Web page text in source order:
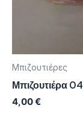
Μπιζουτιέρες
Μπιζουτιέρα 04
4,00€